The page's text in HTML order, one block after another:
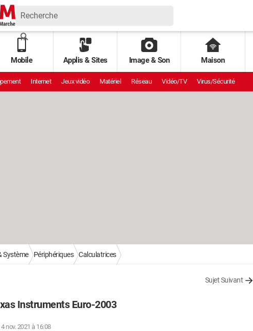
Mobile Applis & Sites Image & Son Maison
Internet Jeux vidéo Matériel Réseau Vidéo/TV Virus/Sécurité
Système Périphériques Calculatrices
Sujet Suivant
Instruments Euro-2003
nov. 2021 à 16:08